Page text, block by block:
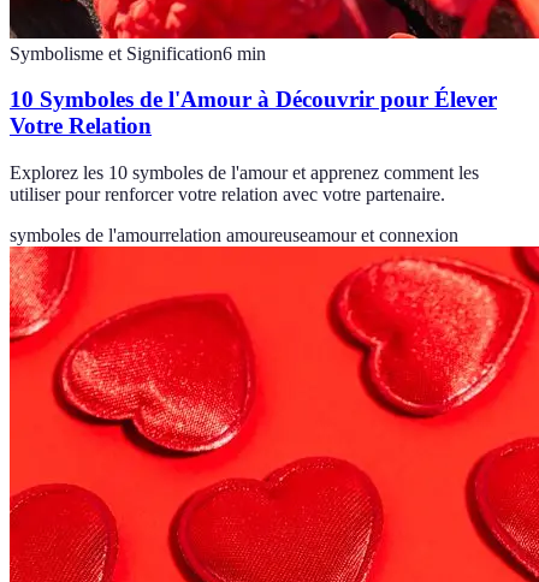
Symbolisme et Signification6 min
10 Symboles de l'Amour à Découvrir pour Élever
Votre Relation
Explorez les 10 symboles de l'amour et apprenez comment les
utiliser pour renforcer votre relation avec votre partenaire.
symboles de l'amourrelation amoureuseamour et connexion